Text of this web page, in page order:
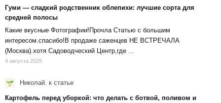
Гуми — сладкий родственник облепихи: лучшие сорта для
средней полосы
Какие вкусные Фотографии!Прочла Статью с большим
интересом.спасибо!В продаже саженцев НЕ ВСТРЕЧАЛА
(Москва).хотя Садоводческий Центр,где ...
4 августа 2026
Николай. к статье
Картофель перед уборкой: что делать с ботвой, поливом и